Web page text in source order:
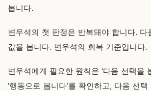
봅니다.
변우석의 첫 판정은 반복돼야 합니다. 다
값을 봅니다. 변우석의 회복 기준입니다.
변우석에게 필요한 원칙은 ‘다음 선택을
‘행동으로 봅니다’를 확인하고, 다음 선택